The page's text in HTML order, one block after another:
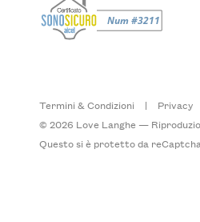
Termini & Condizioni |
Privacy
© 2026 Love Langhe —
Questo si è protetto da